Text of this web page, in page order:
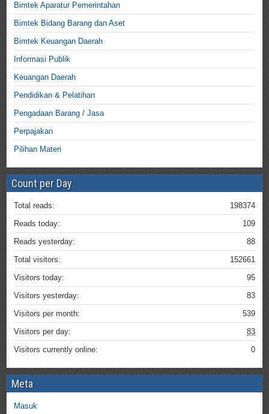
Bimtek Aparatur Pemerintahan
Bimtek Bidang Barang dan Aset
Bimtek Keuangan Daerah
Informasi Publik
Keuangan Daerah
Pendidikan & Pelatihan
Pengadaan Barang / Jasa
Perpajakan
Pilihan Materi
Count per Day
198374
Total reads:
109
Reads today:
88
Reads yesterday:
152661
Total visitors:
95
Visitors today:
83
Visitors yesterday:
539
Visitors per month:
83
Visitors per day:
0
Visitors currently online:
Meta
Masuk